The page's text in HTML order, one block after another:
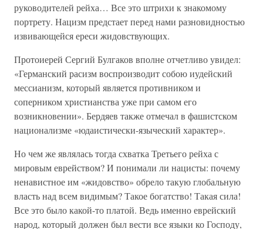
руководителей рейха… Все это штрихи к знакомому
портрету. Нацизм предстает перед нами разновидностью
извивающейся ереси жидовствующих.
Протоиерей Сергий Булгаков вполне отчетливо увидел:
«Германский расизм воспроизводит собою иудейский
мессианизм, который является противником и
соперником христианства уже при самом его
возникновении». Бердяев также отмечал в фашистском
национализме «юдаистически-языческий характер».
Но чем же являлась тогда схватка Третьего рейха с
мировым еврейством? И понимали ли нацисты: почему
ненавистное им «жидовство» обрело такую глобальную
власть над всем видимым? Такое богатство! Такая сила!
Все это было какой-то платой. Ведь именно еврейский
народ, который должен был вести все языки ко Господу,